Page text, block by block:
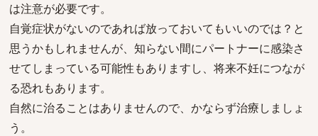
は注意が必要です。
自覚症状がないのであれば放っておいてもいいのでは？と
思うかもしれませんが、知らない間にパートナーに感染さ
せてしまっている可能性もありますし、将来不妊につなが
る恐れもあります。
自然に治ることはありませんので、かならず治療しましょ
う。